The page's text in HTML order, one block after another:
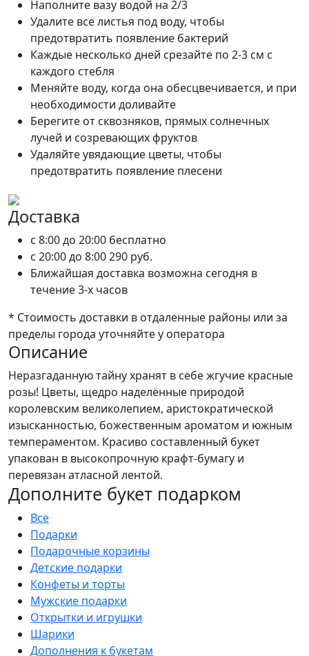
Наполните вазу водой на 2/3
Удалите все листья под воду, чтобы
предотвратить появление бактерий
Каждые несколько дней срезайте по 2-3 см с
каждого стебля
Меняйте воду, когда она обесцвечивается, и при
необходимости доливайте
Берегите от сквозняков, прямых солнечных
лучей и созревающих фруктов
Удаляйте увядающие цветы, чтобы
предотвратить появление плесени
Доставка
c 8:00 до 20:00 бесплатно
c 20:00 до 8:00290 руб.
Ближайшая доставка возможна сегодня в
течение 3-х часов
* Стоимость доставки в отдаленные районы или за
пределы города уточняйте у оператора
Описание
Неразгаданную тайну хранят в себе жгучие красные
розы! Цветы, щедро наделённые природой
королевским великолепием, аристократической
изысканностью, божественным ароматом и южным
темпераментом. Красиво составленный букет
упакован в высокопрочную крафт-бумагу и
перевязан атласной лентой.
Дополните букет подарком
Все
Подарки
Подарочные корзины
Детские подарки
Конфеты и торты
Мужские подарки
Открытки и игрушки
Шарики
Дополнения к букетам